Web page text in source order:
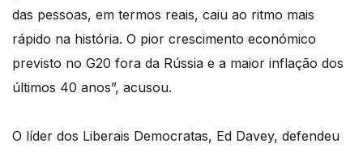
das pessoas, em termos reais, caiu ao ritmo mais
rápido na história. O pior crescimento económico
previsto no G20 fora da Rússia e a maior inflação dos
últimos 40 anos”, acusou.
O líder dos Liberais Democratas, Ed Davey, defendeu